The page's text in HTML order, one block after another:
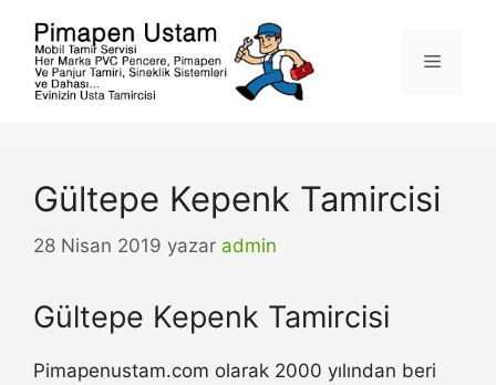
Menü
Gültepe Kepenk Tamircisi
28 Nisan 2019 yazar admin
Gültepe Kepenk Tamircisi
Pimapenustam.com olarak 2000 yılından beri